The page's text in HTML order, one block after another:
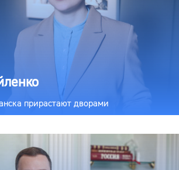
прирастают дворами